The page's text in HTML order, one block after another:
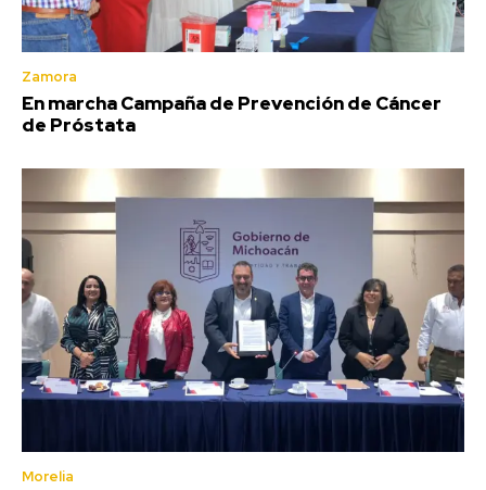
Zamora
En marcha Campaña de Prevención de Cáncer
de Próstata
Morelia